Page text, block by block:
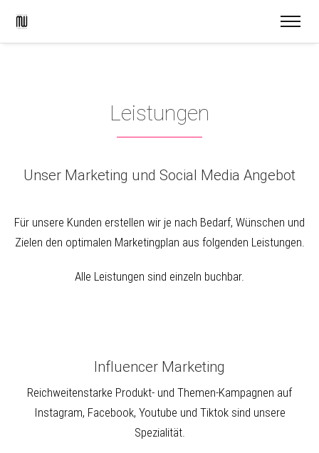
Leistungen
Unser Marketing und Social Media Angebot
Für unsere Kunden erstellen wir je nach Bedarf, Wünschen und
Zielen den optimalen Marketingplan aus folgenden Leistungen.
Alle Leistungen sind einzeln buchbar.
Influencer Marketing
Reichweitenstarke Produkt- und Themen-Kampagnen auf
Instagram, Facebook, Youtube und Tiktok sind unsere
Spezialität.